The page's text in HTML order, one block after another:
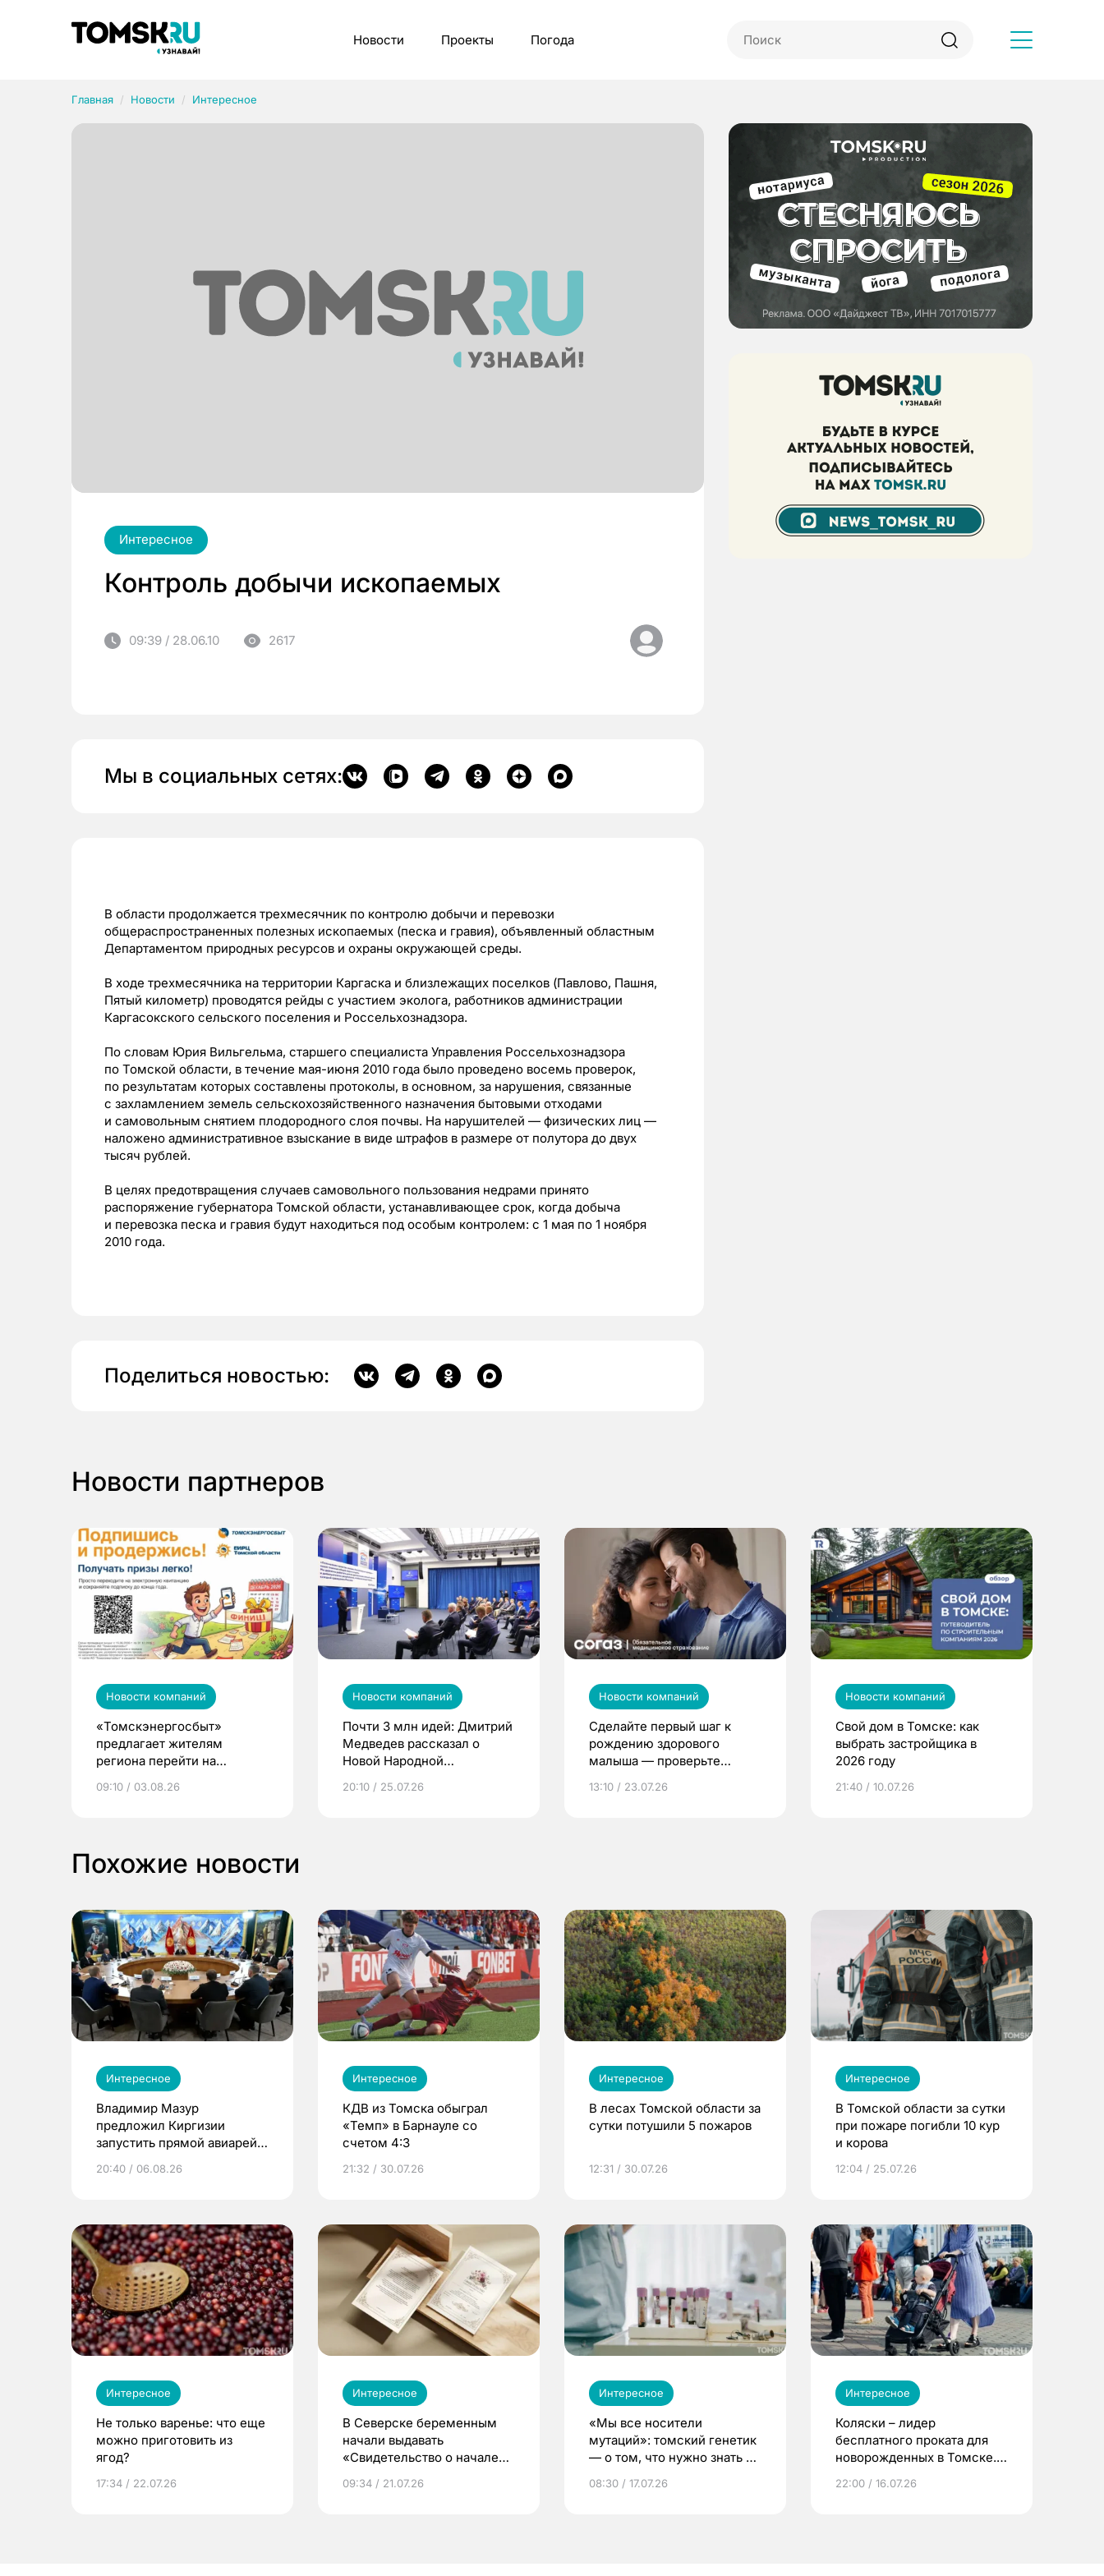
Новости Проекты Погода
Главная Новости Интересное
Интересное
Контроль добычи ископаемых
09:39 / 28.06.10 2617
Мы в социальных сетях:
В области продолжается трехмесячник по контролю добычи и перевозки
общераспространенных полезных ископаемых (песка и гравия), объявленный областным
Департаментом природных ресурсов и охраны окружающей среды.
В ходе трехмесячника на территории Каргаска и близлежащих поселков (Павлово, Пашня,
Пятый километр) проводятся рейды с участием эколога, работников администрации
Каргасокского сельского поселения и Россельхознадзора.
По словам Юрия Вильгельма, старшего специалиста Управления Россельхознадзора
по Томской области, в течение мая-июня 2010 года было проведено восемь проверок,
по результатам которых составлены протоколы, в основном, за нарушения, связанные
с захламлением земель сельскохозяйственного назначения бытовыми отходами
и самовольным снятием плодородного слоя почвы. На нарушителей — физических лиц —
наложено административное взыскание в виде штрафов в размере от полутора до двух
тысяч рублей.
В целях предотвращения случаев самовольного пользования недрами принято
распоряжение губернатора Томской области, устанавливающее срок, когда добыча
и перевозка песка и гравия будут находиться под особым контролем: с 1 мая по 1 ноября
2010 года.
Поделиться новостью:
Новости партнеров
Новости компаний
«Томскэнергосбыт»
предлагает жителям
региона перейти на
выиграть призы
09:10 / 03.08.26
Новости компаний
Почти 3 млн идей: Дмитрий
Медведев рассказал о
Новой Народной
20:10 / 25.07.26
Новости компаний
Сделайте первый шаг к
рождению здорового
малыша — проверьте
по ОМС!
13:10 / 23.07.26
Новости компаний
Свой дом в Томске: как
выбрать застройщика в
2026 году
21:40 / 10.07.26
Похожие новости
Интересное
Владимир Мазур
предложил Киргизии
запустить прямой авиарейс
20:40 / 06.08.26
Интересное
КДВ из Томска обыграл
«Темп» в Барнауле со
счетом 4:3
21:32 / 30.07.26
Интересное
В лесах Томской области за
сутки потушили 5 пожаров
12:31 / 30.07.26
Интересное
В Томской области за сутки
при пожаре погибли 10 кур
и корова
12:04 / 25.07.26
Интересное
Не только варенье: что еще
можно приготовить из
ягод?
17:34 / 22.07.26
Интересное
В Северске беременным
начали выдавать
«Свидетельство о начале
09:34 / 21.07.26
Интересное
«Мы все носители
мутаций»: томский генетик
— о том, что нужно знать до
08:30 / 17.07.26
Интересное
Коляски – лидер
бесплатного проката для
новорожденных в Томске.
22:00 / 16.07.26
Рубрики